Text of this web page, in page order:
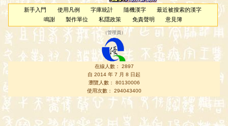
新手入門 使用凡例 字庫統計 隨機漢字
最近被搜索的漢字
鳴謝
製作單位 私隱政策 免責聲明 意見簿
（管理員 ）
在線人數： 2897
自 2014 年 7 月 8 日起
瀏覽人數： 80130006
使用次數： 294043400